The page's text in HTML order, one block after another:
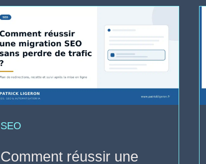
SEO
Comment réussir une